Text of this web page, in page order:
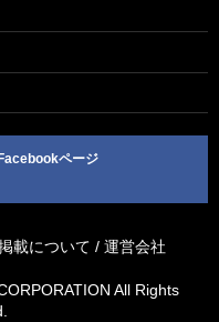
ページ
載について / 運営会社
All Rights